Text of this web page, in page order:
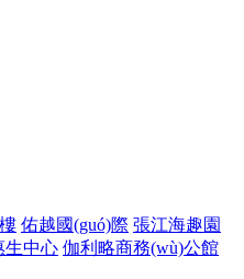
佑越國(guó)際 張江海趣園
生中心 伽利略商務(wù)公館